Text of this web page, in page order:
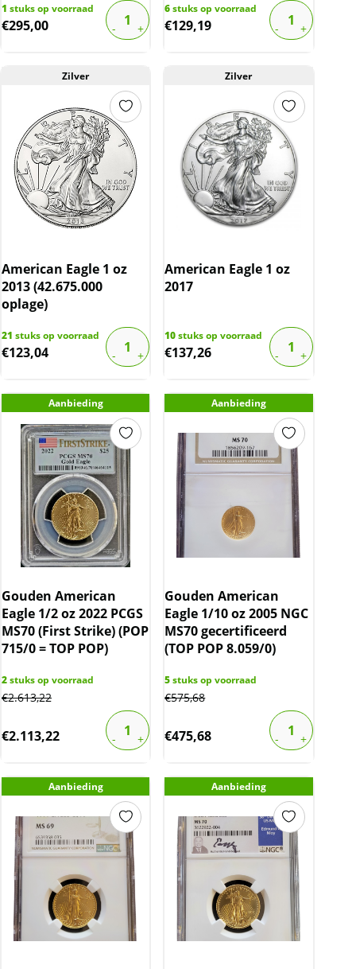
1 stuks op voorraad
€295,00
6stuks op voorraad
€129,19
Zilver
American Eagle 1 oz
2013 (42.675.000
oplage)
21 stuks op voorraad
€123,04
Zilver
American Eagle 1 oz
2017
10stuks op voorraad
€137,26
Aanbieding
Gouden American
Eagle 1/2 oz 2022 PCGS
MS70 (First Strike) (POP
715/0 = TOP POP)
2stuks op voorraad
€2.613,22
€2.113,22
Aanbieding
Gouden American
Eagle 1/10 oz 2005 NGC
MS70 gecertificeerd
(TOP POP 8.059/0)
5stuks op voorraad
€575,68
€475,68
Aanbieding Aanbieding